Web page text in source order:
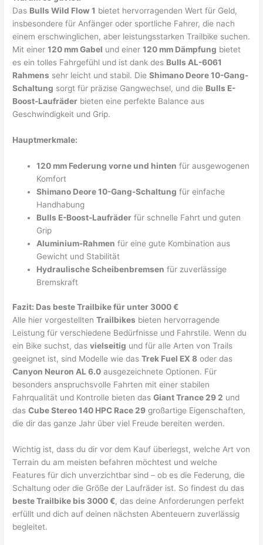
Das Bulls Wild Flow 1 bietet hervorragenden Wert für Geld,
insbesondere für Anfänger oder sportliche Fahrer, die nach
einem erschwinglichen, aber leistungsstarken Trailbike suchen.
Mit einer120 mm Gabel und einer120 mm Dämpfung bietet
es ein tolles Fahrgefühl und ist dank des Bulls AL-6061
Rahmens sehr leicht und stabil. DieShimano Deore 10-Gang-
Schaltung sorgt für präzise Gangwechsel, und die Bulls E-
Boost-Laufräder bieten eine perfekte Balance aus
Geschwindigkeit und Grip.
Hauptmerkmale:
120 mm Federung vorne und hinten für ausgewogenen
Komfort
Shimano Deore 10-Gang-Schaltung für einfache
Handhabung
Bulls E-Boost-Laufräder für schnelle Fahrt und guten
Grip
Aluminium-Rahmen für eine gute Kombination aus
Gewicht und Stabilität
Hydraulische Scheibenbremsen für zuverlässige
Bremskraft
Fazit: Das beste Trailbike für unter 3000 €
Alle hier vorgestelltenTrailbikes bieten hervorragende
Leistung für verschiedene Bedürfnisse und Fahrstile. Wenn du
ein Bike suchst, dasvielseitig und für alle Arten von Trails
geeignet ist, sind Modelle wie dasTrek Fuel EX 8 oder das
Canyon Neuron AL 6.0 ausgezeichnete Optionen. Für
besonders anspruchsvolle Fahrten mit einer stabilen
Fahrqualität und Kontrolle bieten dasGiant Trance 29 2 und
dasCube Stereo 140 HPC Race 29 großartige Eigenschaften,
die dir das ganze Jahr über viel Freude bereiten werden.
Wichtig ist, dass du dir vor dem Kauf überlegst, welche Art von
Terrain du am meisten befahren möchtest und welche
Features für dich unverzichtbar sind – ob es die Federung, die
Schaltung oder die Größe der Laufräder ist. So findest du das
beste Trailbike bis 3000 €, das deine Anforderungen perfekt
erfüllt und dich auf deinen nächsten Abenteuern zuverlässig
begleitet.